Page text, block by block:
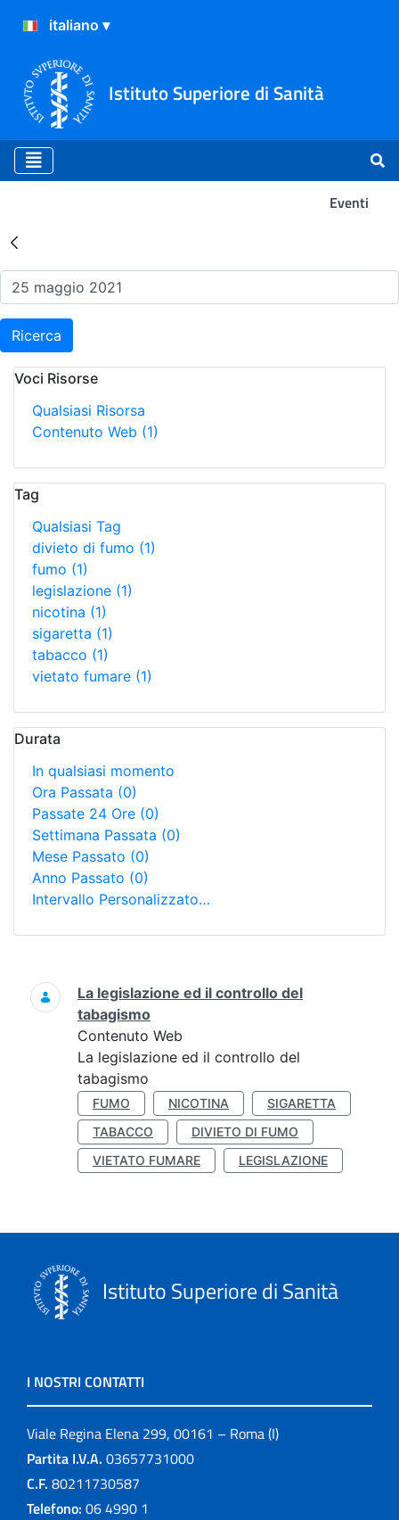
Istituto Superiore di Sanità
Eventi
Risultati della Ricerca -
Ricerca
Voci Risorse
Qualsiasi Risorsa
Contenuto Web (1)
Tag
Qualsiasi Tag
divieto di fumo (1)
fumo (1)
legislazione (1)
nicotina (1)
sigaretta (1)
tabacco (1)
vietato fumare (1)
Durata
In qualsiasi momento
Ora Passata (0)
Passate 24 Ore (0)
Settimana Passata (0)
Mese Passato (0)
Anno Passato (0)
Intervallo Personalizzato…
Ricerca
La legislazione ed il controllo del
tabagismo
Contenuto Web
La legislazione ed il controllo del
tabagismo
FUMO NICOTINA
SIGARETTA
TABACCO
DIVIETO DI FUMO
VIETATO FUMARE
LEGISLAZIONE
Istituto Superiore di Sanità
I NOSTRI CONTATTI
Viale Regina Elena 299, 00161 – Roma (I)
Partita I.V.A. 03657731000
C.F. 80211730587
Telefono: 06 4990 1